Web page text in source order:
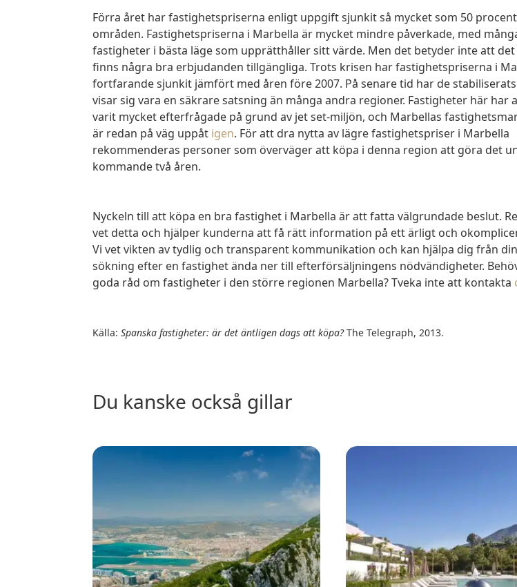
Förra året har fastighetspriserna enligt uppgift sjunkit så mycket som 50 procent i vissa
områden. Fastighetspriserna i Marbella är mycket mindre påverkade, med
fastigheter i bästa läge som upprätthåller sitt värde. Men det betyder inte att
finns några bra erbjudanden tillgängliga. Trots krisen har fastighetspriserna i
fortfarande sjunkit jämfört med åren före 2007. På senare tid har de
visar sig vara en säkrare satsning än många andra regioner. Fastigheter här har
varit mycket efterfrågade på grund av jet set-miljön, och Marbellas
är redan på väg uppåt igen. För att dra nytta av lägre fastighetspriser i Marbella
rekommenderas personer som överväger att köpa i denna region att göra det
kommande två åren.
Nyckeln till att köpa en bra fastighet i Marbella är att fatta välgrundade beslut. Realista
vet detta och hjälper kunderna att få rätt information på ett ärligt och
Vi vet vikten av tydlig och transparent kommunikation och kan hjälpa dig från
sökning efter en fastighet ända ner till efterförsäljningens nödvändigheter.
goda råd om fastigheter i den större regionen Marbella? Tveka inte att kontakta
Källa: Spanska fastigheter: är det äntligen dags att köpa?The Telegraph, 2013.
du kanske också gillar